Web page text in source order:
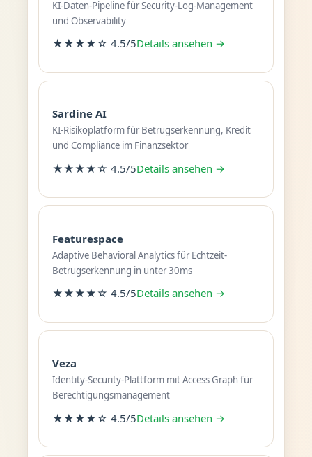
KI-Daten-Pipeline für Security-Log-Management
und Observability
★★★★☆ 4.5/5Details ansehen →
Sardine AI
KI-Risikoplatform für Betrugserkennung, Kredit
und Compliance im Finanzsektor
★★★★☆ 4.5/5Details ansehen →
Featurespace
Adaptive Behavioral Analytics für Echtzeit-
Betrugserkennung in unter 30ms
★★★★☆ 4.5/5Details ansehen →
Veza
Identity-Security-Plattform mit Access Graph für
Berechtigungsmanagement
★★★★☆ 4.5/5Details ansehen →